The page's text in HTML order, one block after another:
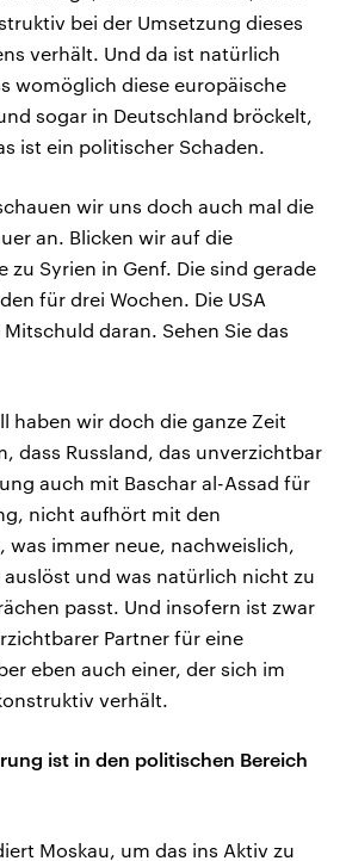
bei der Umsetzung dieses
verhält. Und da ist natürlich
womöglich diese europäische
sogar in Deutschland bröckelt,
ist ein politischer Schaden.
wir uns doch auch mal die
an. Blicken wir auf die
zu Syrien in Genf. Die sind gerade
für drei Wochen. Die USA
daran. Sehen Sie das
haben wir doch die ganze Zeit
dass Russland, das unverzichtbar
auch mit Baschar al-Assad für
nicht aufhört mit den
was immer neue, nachweislich,
und was natürlich nicht zu
passt. Und insofern ist zwar
Partner für eine
eben auch einer, der sich im
verhält.
ist in den politischen Bereich
Moskau, um das ins Aktiv zu